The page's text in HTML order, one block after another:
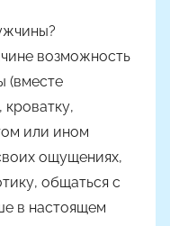
возможность
(вместе
или ином
ощущениях,
общаться с
в настоящем